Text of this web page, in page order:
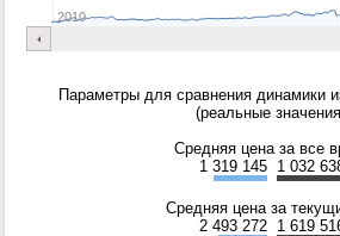
2010
Параметры для сравнения динамики
(реальные
Средняя цена за все
1 319 145 1 032
Средняя цена за
2 493 272 1 619